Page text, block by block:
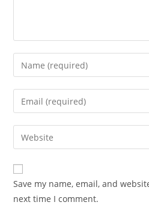
Enter
your
name
comment
Enter
your
email
address
comment
Enter
your
website
URL
(optional)
Save my name, email, and
next time I comment.